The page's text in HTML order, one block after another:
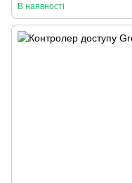
В наявності